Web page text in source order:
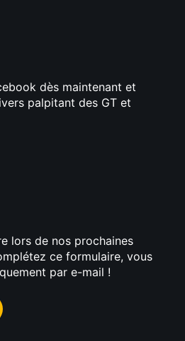
dès maintenant et
palpitant des GT et
lors de nos prochaines
ce formulaire, vous
par e-mail !